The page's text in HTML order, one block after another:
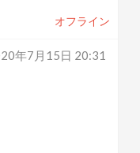
オフライン
年7月15日 20:31